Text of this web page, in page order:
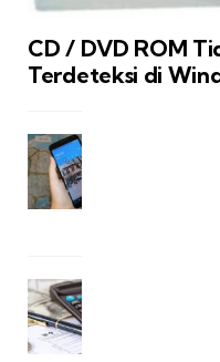
CD / DVD ROM
Terdeteksi di
Cara